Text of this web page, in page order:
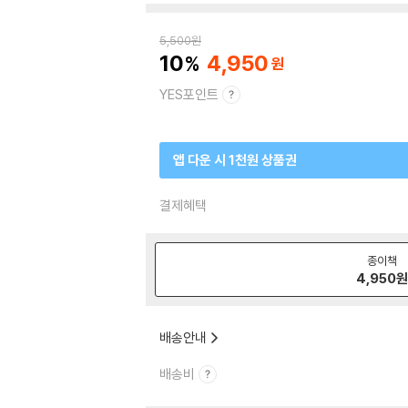
5,500원
10 4,950
YES포인트
앱 다운 시 1천원 상품권
결제혜택
종이책
4,950원
배송안내
배송비